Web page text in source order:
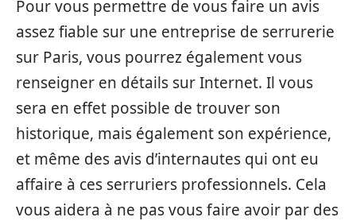
Pour vous permettre de vous faire un avis
assez fiable sur une entreprise de serrurerie
sur Paris, vous pourrez également vous
renseigner en détails sur Internet. Il vous
sera en effet possible de trouver son
historique, mais également son expérience,
et même des avis d’internautes qui ont eu
affaire à ces serruriers professionnels. Cela
vous aidera à ne pas vous faire avoir par des